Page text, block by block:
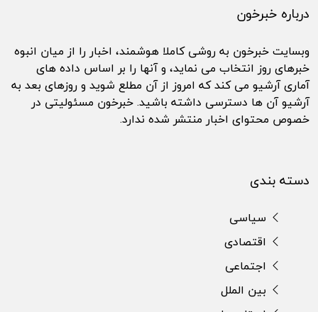
درباره خبرخون
وبسایت خبرخون به روشی کاملا هوشمند، اخبار را از میان انبوه
خبرهای روز انتخاب می نماید، و آنها را بر اساس داده های
آماری آرشیو می کند که امروز از آن مطلع شوید و روزهای بعد به
آرشیو آن ها دسترسی داشته باشید. خبرخون مسئولیتی در
خصوص محتوای اخبار منتشر شده ندارد.
دسته بندی
سیاسی
اقتصادی
اجتماعی
بین الملل